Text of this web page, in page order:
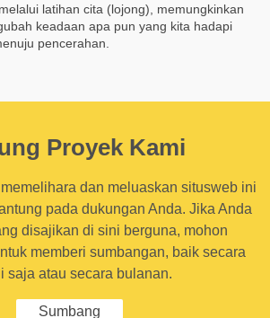
latihan cita (lojong), memungkinkan
keadaan apa pun yang kita hadapi
pencerahan.
Proyek Kami
dan meluaskan situsweb ini
pada dukungan Anda. Jika Anda
disajikan di sini berguna, mohon
memberi sumbangan, baik secara
saja atau secara bulanan.
Sumbang